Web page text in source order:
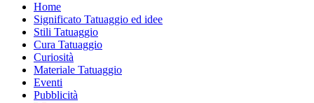
Home
Significato Tatuaggio ed idee
Stili Tatuaggio
Cura Tatuaggio
Curiosità
Materiale Tatuaggio
Eventi
Pubblicità